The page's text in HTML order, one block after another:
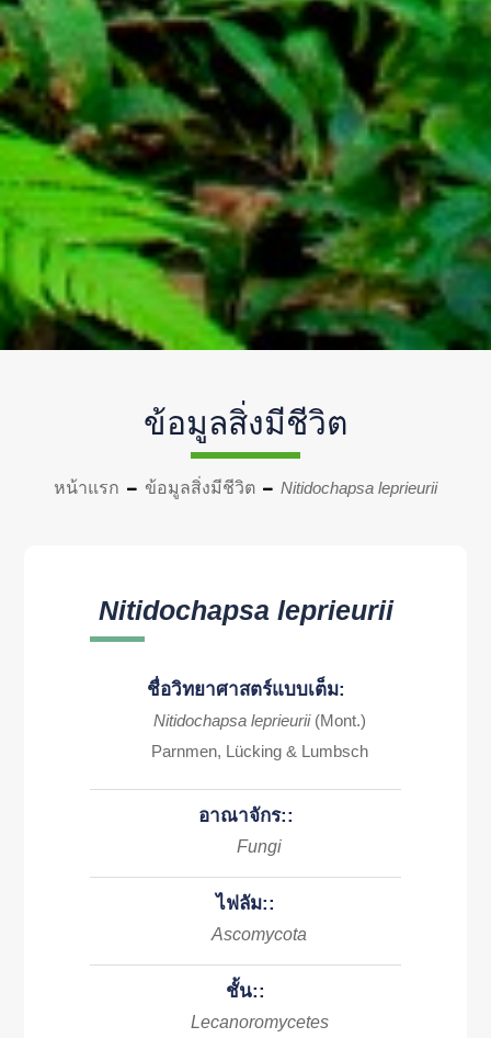
ข้อมูลสิ่งมีชีวิต
หน้าแรก ข้อมูลสิ่งมีชีวิต Nitidochapsa leprieurii
Nitidochapsa leprieurii
ชื่อวิทยาศาสตร์แบบเต็ม:
Nitidochapsa leprieurii (Mont.)
Parnmen, Lücking & Lumbsch
อาณาจักร::
Fungi
ไฟลัม::
Ascomycota
ชั้น::
Lecanoromycetes